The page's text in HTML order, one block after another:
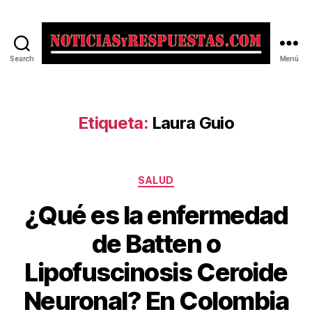
Search Menú
Etiqueta: Laura Guio
Categorías
SALUD
¿Qué es la enfermedad
de Batten o
Lipofuscinosis Ceroide
Neuronal? En Colombia